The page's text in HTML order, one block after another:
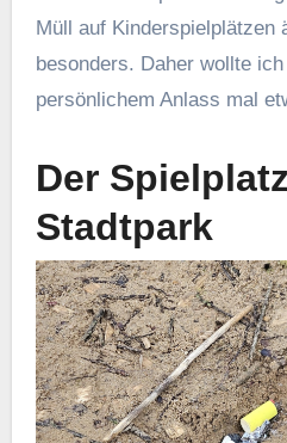
Müll auf Kinderspielplätzen
besonders. Daher wollte
persönlichem Anlass mal
Der
Stadtpark